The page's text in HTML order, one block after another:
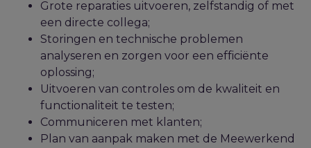
Grote reparaties uitvoeren, zelfstandig of met
een directe collega;
Storingen en technische problemen
analyseren en zorgen voor een efficiënte
oplossing;
Uitvoeren van controles om de kwaliteit en
functionaliteit te testen;
Communiceren met klanten;
Plan van aanpak maken met de Meewerkend